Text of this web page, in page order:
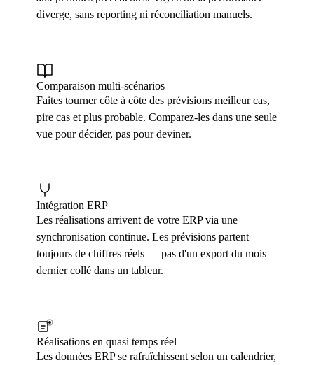
diverge, sans reporting ni réconciliation manuels.
Comparaison multi-scénarios
Faites tourner côte à côte des prévisions meilleur cas,
pire cas et plus probable. Comparez-les dans une seule
vue pour décider, pas pour deviner.
Intégration ERP
Les réalisations arrivent de votre ERP via une
synchronisation continue. Les prévisions partent
toujours de chiffres réels — pas d'un export du mois
dernier collé dans un tableur.
Réalisations en quasi temps réel
Les données ERP se rafraîchissent selon un calendrier,